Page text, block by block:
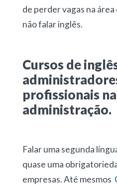
de perder vagas na
não falar inglês.
Cursos de
profissionais
administração.
Falar uma segunda
quase uma
empresas. Até mesmos